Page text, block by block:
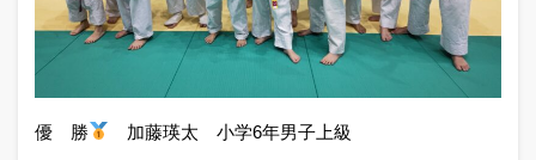
優 勝 加藤瑛太 小学6年男子上級